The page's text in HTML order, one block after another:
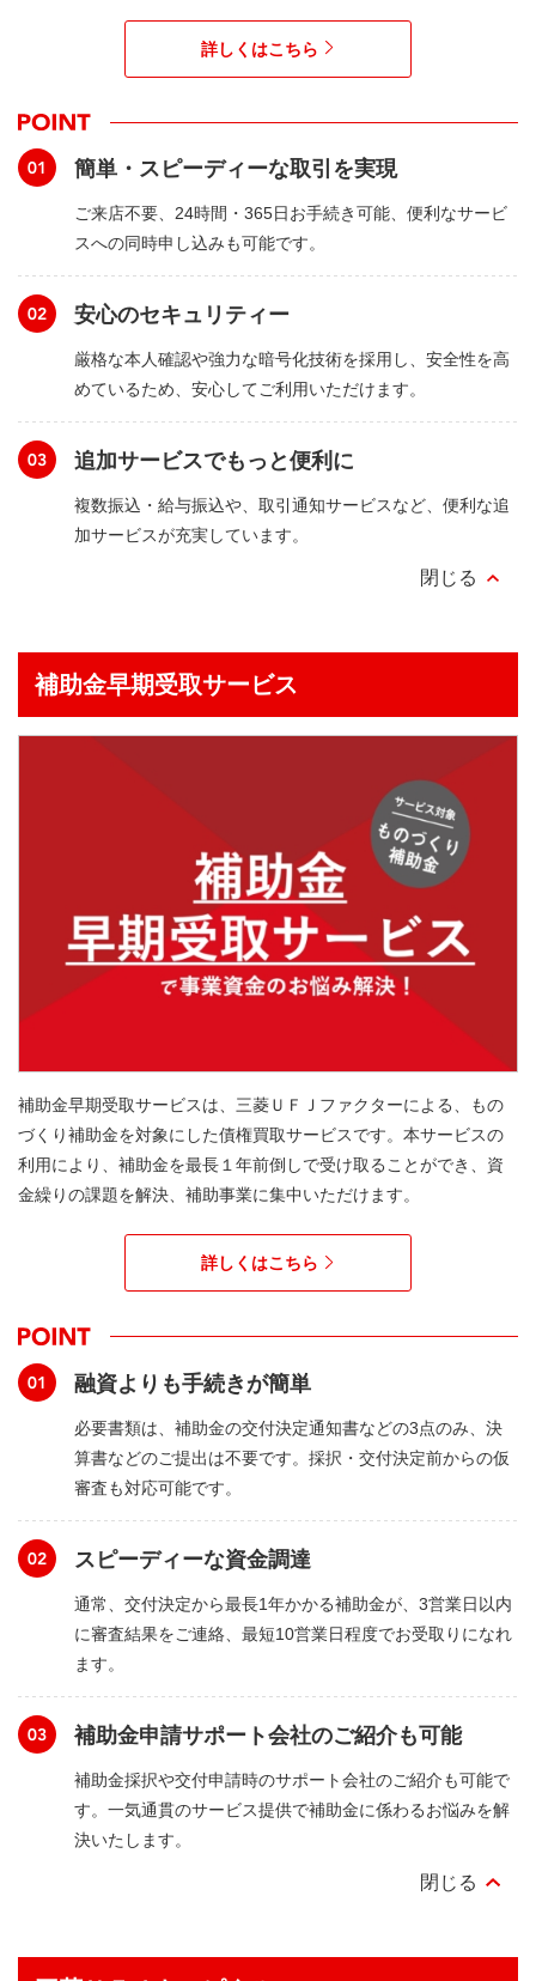
詳しくはこちら
簡単・スピーディーな取引を実現
ご来店不要、24時間・365日お手続き可能、便利なサービ
スへの同時申し込みも可能です。
安心のセキュリティー
厳格な本人確認や強力な暗号化技術を採用し、安全性を高
めているため、安心してご利用いただけます。
追加サービスでもっと便利に
複数振込・給与振込や、取引通知サービスなど、便利な追
加サービスが充実しています。
補助金早期受取サービス
補助金早期受取サービスは、三菱ＵＦＪファクターによる、もの
づくり補助金を対象にした債権買取サービスです。本サービスの
利用により、補助金を最長１年前倒しで受け取ることができ、資
金繰りの課題を解決、補助事業に集中いただけます。
詳しくはこちら
融資よりも手続きが簡単
必要書類は、補助金の交付決定通知書などの3点のみ、決
算書などのご提出は不要です。採択・交付決定前からの仮
審査も対応可能です。
スピーディーな資金調達
通常、交付決定から最長1年かかる補助金が、3営業日以内
に審査結果をご連絡、最短10営業日程度でお受取りになれ
ます。
補助金申請サポート会社のご紹介も可能
補助金採択や交付申請時のサポート会社のご紹介も可能で
す。一気通貫のサービス提供で補助金に係わるお悩みを解
決いたします。